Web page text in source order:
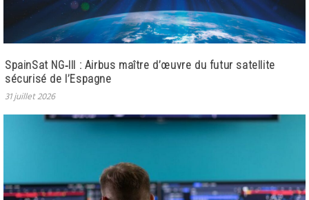
SpainSat NG‑III : Airbus maître d’œuvre du futur satellite
sécurisé de l’Espagne
31 juillet 2026